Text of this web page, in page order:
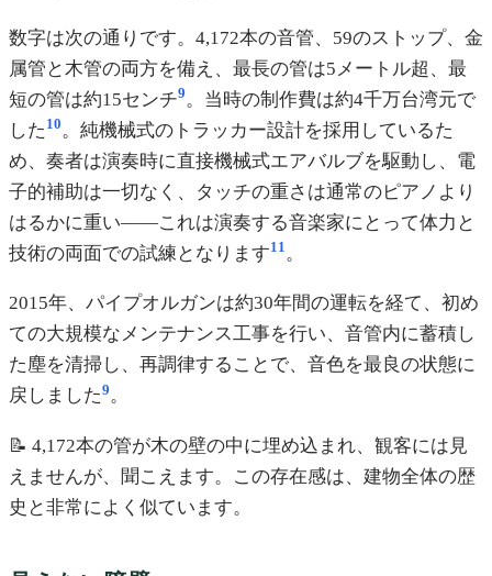
数字は次の通りです。4,172本の音管、59のストップ、金
属管と木管の両方を備え、最長の管は5メートル超、最
短の管は約15センチ9 。当時の制作費は約4千万台湾元で
した 10 。純機械式のトラッカー設計を採用しているた
め、奏者は演奏時に直接機械式エアバルブを駆動し、電
子的補助は一切なく、タッチの重さは通常のピアノより
はるかに重い——これは演奏する音楽家にとって体力と
技術の両面での試練となります11 。
2015年、パイプオルガンは約30年間の運転を経て、初め
ての大規模なメンテナンス工事を行い、音管内に蓄積し
た塵を清掃し、再調律することで、音色を最良の状態に
戻しました9。
📝 4,172本の管が木の壁の中に埋め込まれ、観客には見
えませんが、聞こえます。この存在感は、建物全体の歴
史と非常によく似ています。